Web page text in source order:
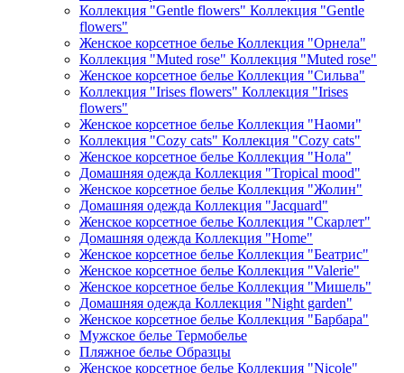
Коллекция "Gentle flowers" Коллекция "Gentle
flowers"
Женское корсетное белье Коллекция "Орнела"
Коллекция "Muted rose" Коллекция "Muted rose"
Женское корсетное белье Коллекция "Сильва"
Коллекция "Irises flowers" Коллекция "Irises
flowers"
Женское корсетное белье Коллекция "Наоми"
Коллекция "Cozy cats" Коллекция "Cozy cats"
Женское корсетное белье Коллекция "Нола"
Домашняя одежда Коллекция "Tropical mood"
Женское корсетное белье Коллекция "Жолин"
Домашняя одежда Коллекция "Jacquard"
Женское корсетное белье Коллекция "Скарлет"
Домашняя одежда Коллекция "Home"
Женское корсетное белье Коллекция "Беатрис"
Женское корсетное белье Коллекция "Valerie"
Женское корсетное белье Коллекция "Мишель"
Домашняя одежда Коллекция "Night garden"
Женское корсетное белье Коллекция "Барбара"
Мужское белье Термобелье
Пляжное белье Образцы
Женское корсетное белье Коллекция "Nicole"